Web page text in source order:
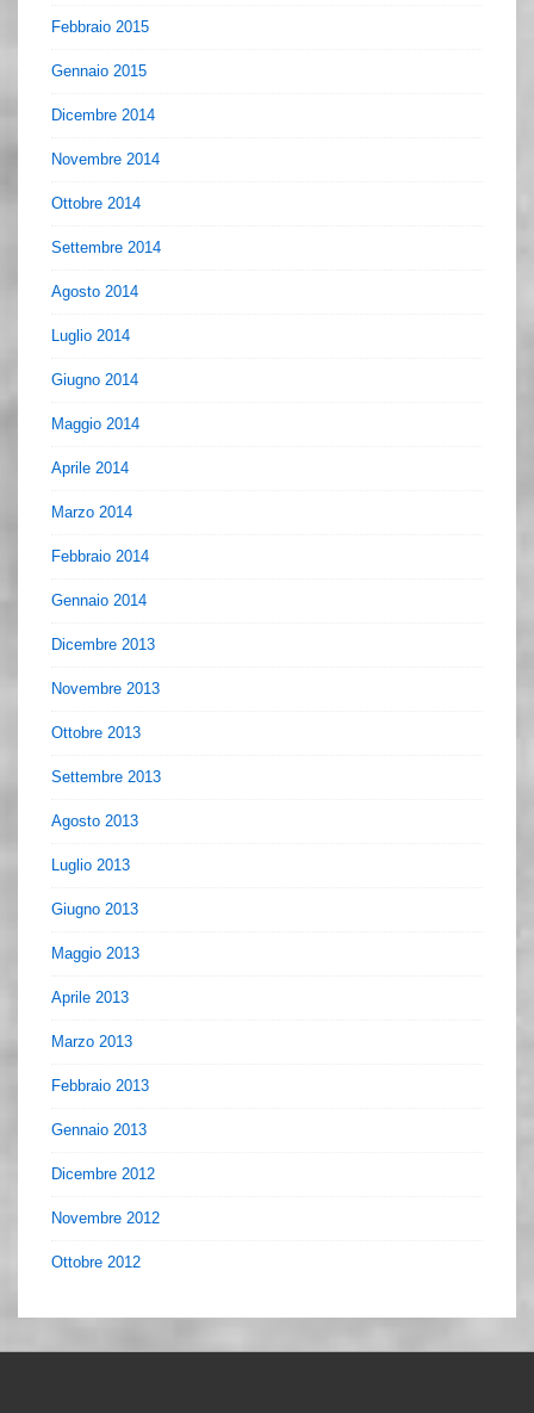
Febbraio 2015
Gennaio 2015
Dicembre 2014
Novembre 2014
Ottobre 2014
Settembre 2014
Agosto 2014
Luglio 2014
Giugno 2014
Maggio 2014
Aprile 2014
Marzo 2014
Febbraio 2014
Gennaio 2014
Dicembre 2013
Novembre 2013
Ottobre 2013
Settembre 2013
Agosto 2013
Luglio 2013
Giugno 2013
Maggio 2013
Aprile 2013
Marzo 2013
Febbraio 2013
Gennaio 2013
Dicembre 2012
Novembre 2012
Ottobre 2012